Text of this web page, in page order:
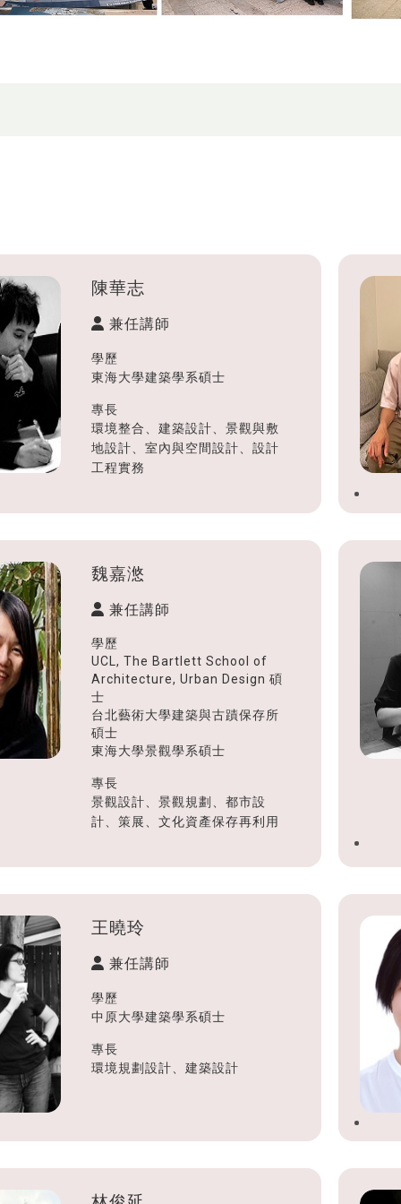
陳華志
兼任講師
學歷
東海大學建築學系碩士
專長
環境整合、建築設計、景觀與敷
地設計、室內與空間設計、設計
工程實務
魏嘉滺
兼任講師
學歷
UCL, The Bartlett School of
Architecture, Urban Design 碩
士
台北藝術大學建築與古蹟保存所
碩士
東海大學景觀學系碩士
專長
景觀設計、景觀規劃、都市設
計、策展、文化資產保存再利用
王曉玲
兼任講師
學歷
中原大學建築學系碩士
專長
環境規劃設計、建築設計